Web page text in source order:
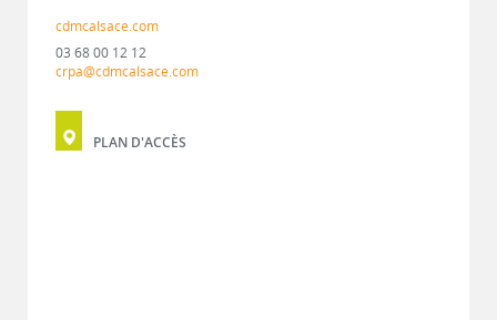
cdmcalsace.com
03 68 00 12 12
crpa@cdmcalsace.com
PLAN D'ACCÈS